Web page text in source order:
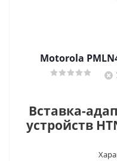
Motorola
Вставка-
устройств